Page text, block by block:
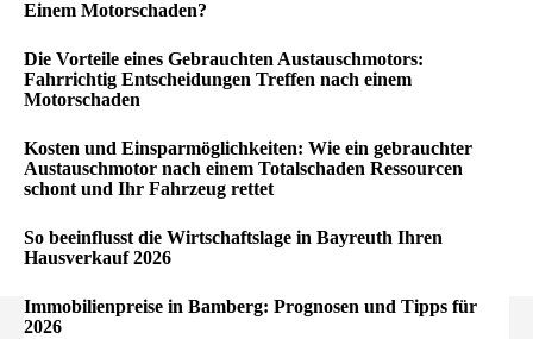
Einem Motorschaden?
Die Vorteile eines Gebrauchten Austauschmotors:
Fahrrichtig Entscheidungen Treffen nach einem
Motorschaden
Kosten und Einsparmöglichkeiten: Wie ein gebrauchter
Austauschmotor nach einem Totalschaden Ressourcen
schont und Ihr Fahrzeug rettet
So beeinflusst die Wirtschaftslage in Bayreuth Ihren
Hausverkauf 2026
Immobilienpreise in Bamberg: Prognosen und Tipps für
2026